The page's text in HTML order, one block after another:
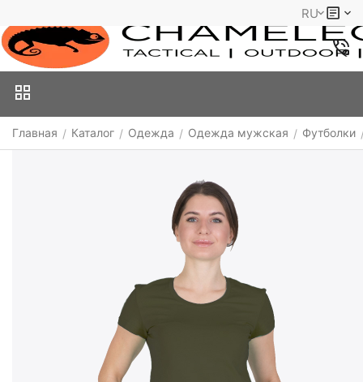
RU
Главная / Каталог / Одежда / Одежда мужская / Футболки